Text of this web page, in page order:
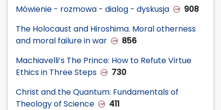
Mówienie - rozmowa - dialog - dyskusja
908
The Holocaust and Hiroshima. Moral otherness
and moral failure in war
856
Machiavelli’s The Prince: How to Refute Virtue
Ethics in Three Steps
730
Christ and the Quantum: Fundamentals of
Theology of Science
411